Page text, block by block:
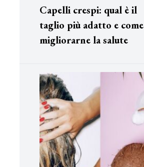
Capelli crespi: qual è il
taglio più adatto e come
migliorarne la salute